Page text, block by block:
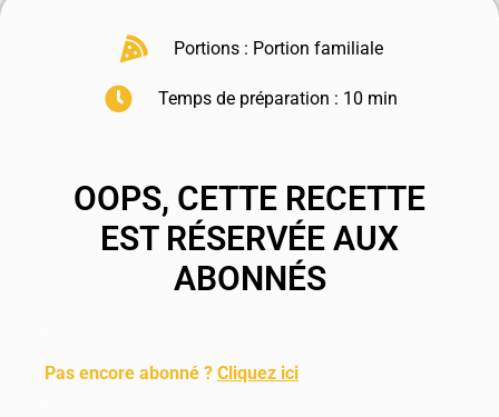
Portions : Portion familiale
Temps de préparation : 10 min
OOPS, CETTE RECETTE
EST RÉSERVÉE AUX
ABONNÉS
Pas encore abonné ? Cliquez ici